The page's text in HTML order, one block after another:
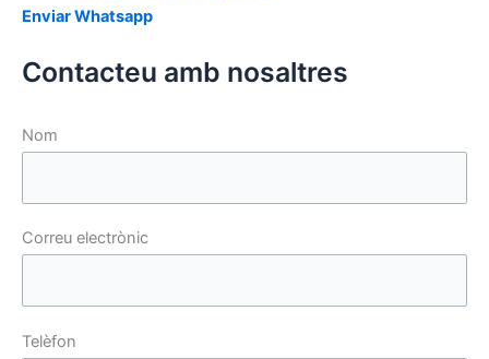
Enviar Whatsapp
Contacteu amb nosaltres
Nom
Correu electrònic
Telèfon